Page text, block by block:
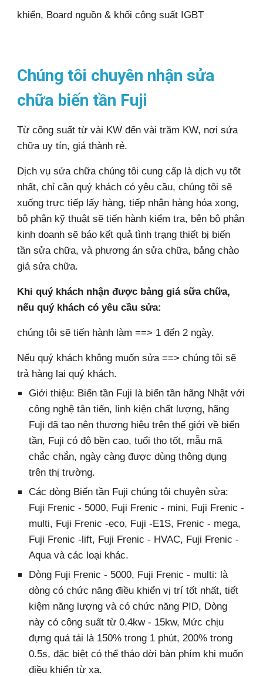
khiển, Board nguồn & khối công suất IGBT
Chúng tôi chuyên nhận sửa
chữa biến tần Fuji
Từ công suất từ vài KW đến vài trăm KW, nơi sửa
chữa uy tín, giá thành rẻ.
Dịch vụ sửa chữa chúng tôi cung cấp là dịch vụ tốt
nhất, chỉ cần quý khách có yêu cầu, chúng tôi sẽ
xuống trực tiếp lấy hàng, tiếp nhận hàng hóa xong,
bộ phận kỹ thuật sẽ tiến hành kiểm tra, bên bộ phận
kinh doanh sẽ báo kết quả tình trạng thiết bị biến
tần sửa chữa, và phương án sửa chữa, bảng chào
giá sửa chữa.
Khi quý khách nhận được bảng giá sữa chữa,
nếu quý khách có yêu cầu sửa:
chúng tôi sẽ tiến hành làm ==> 1 đến 2 ngày.
Nếu quý khách không muốn sửa ==> chúng tôi sẽ
trả hàng lại quý khách.
Giới thiệu: Biến tần Fuji là biến tần hãng Nhật với
công nghệ tân tiến, linh kiện chất lượng, hãng
Fuji đã tạo nên thương hiệu trên thế giới về biến
tần, Fuji có độ bền cao, tuổi thọ tốt, mẫu mã
chắc chắn, ngày càng được dùng thông dụng
trên thị trường.
Các dòng Biến tần Fuji chúng tôi chuyên sửa:
Fuji Frenic - 5000, Fuji Frenic - mini, Fuji Frenic -
multi, Fuji Frenic -eco, Fuji -E1S, Frenic - mega,
Fuji Frenic -lift, Fuji Frenic - HVAC, Fuji Frenic -
Aqua và các loại khác.
Dòng Fuji Frenic - 5000, Fuji Frenic - multi: là
dòng có chức năng điều khiển vị trí tốt nhất, tiết
kiệm năng lượng và có chức năng PID, Dòng
này có công suất từ 0.4kw - 15kw, Mức chịu
đựng quá tải là 150% trong 1 phút, 200% trong
0.5s, đặc biệt có thể tháo dời bàn phím khi muốn
điều khiển từ xa.